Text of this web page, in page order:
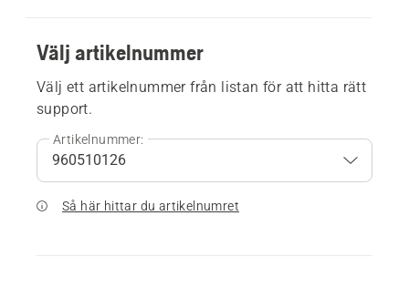
Välj artikelnummer
Välj ett artikelnummer från listan för att hitta rätt
support.
Artikelnummer:
Så här hittar du artikelnumret